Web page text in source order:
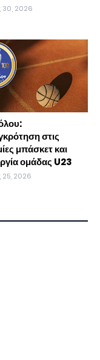
30, 2026
στις
μπάσκετ και
ομάδας U23
25, 2026